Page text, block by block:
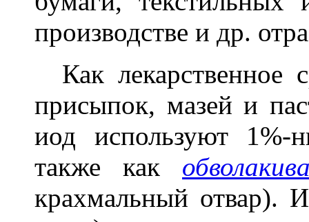
производстве и др.
Как лекарственное
присыпок, мазей и
иод используют
также как
крахмальный отвар).